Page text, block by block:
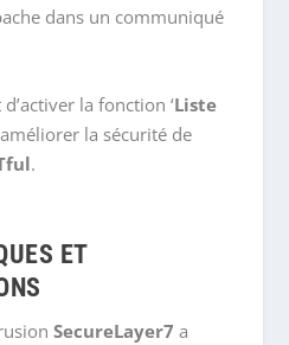
dans un communiqué
la fonction ‘Liste
la sécurité de
.
ET
SecureLayer7 a